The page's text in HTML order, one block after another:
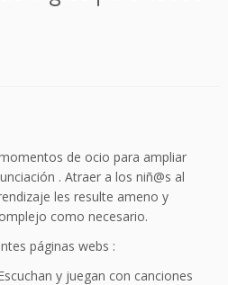
de ocio para ampliar
. Atraer a los niñ@s al
les resulte ameno y
como necesario.
páginas webs :
y juegan con canciones